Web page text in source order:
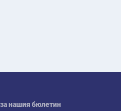
нашия бюлетин